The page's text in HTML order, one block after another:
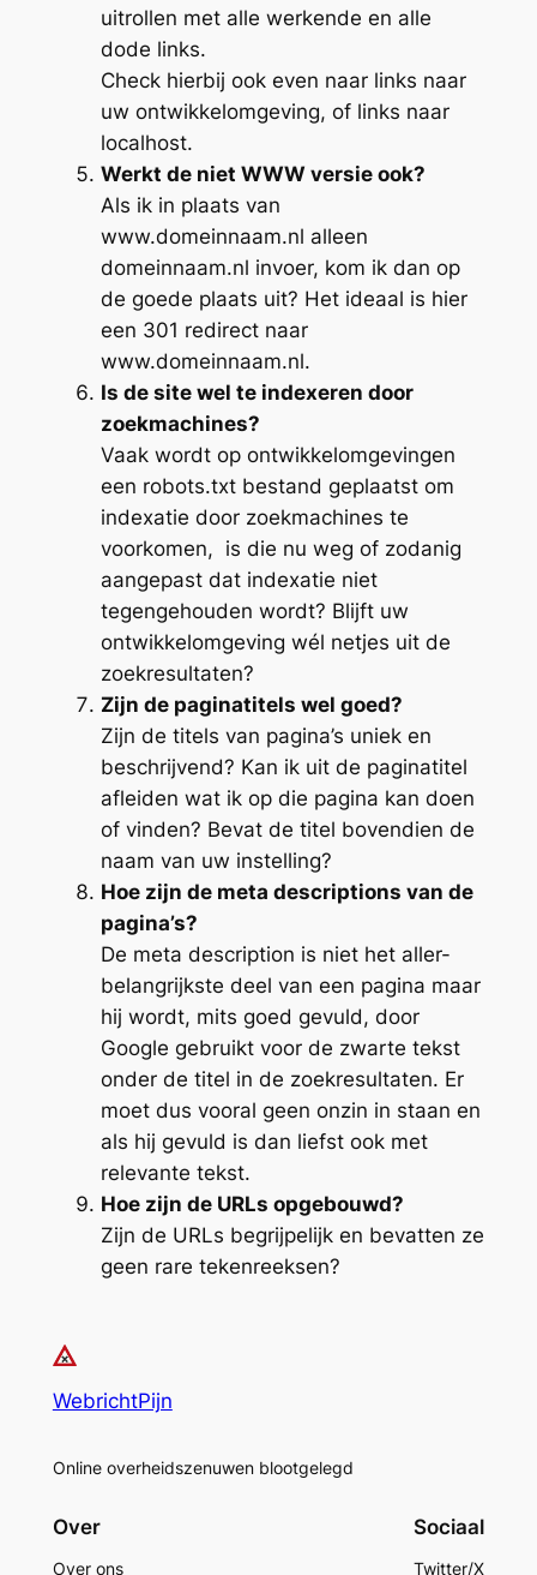
uitrollen met alle werkende en alle
dode links.
Check hierbij ook even naar links naar
uw ontwikkelomgeving, of links naar
localhost.
Werkt de niet WWW versie ook?
Als ik in plaats van
www.domeinnaam.nl alleen
domeinnaam.nl invoer, kom ik dan op
de goede plaats uit? Het ideaal is hier
een 301 redirect naar
www.domeinnaam.nl.
Is de site wel te indexeren door
zoekmachines?
Vaak wordt op ontwikkelomgevingen
een robots.txt bestand geplaatst om
indexatie door zoekmachines te
voorkomen, is die nu weg of zodanig
aangepast dat indexatie niet
tegengehouden wordt? Blijft uw
ontwikkelomgeving wél netjes uit de
zoekresultaten?
Zijn de paginatitels wel goed?
Zijn de titels van pagina’s uniek en
beschrijvend? Kan ik uit de paginatitel
afleiden wat ik op die pagina kan doen
of vinden? Bevat de titel bovendien de
naam van uw instelling?
Hoe zijn de meta descriptions van de
pagina’s?
De meta description is niet het aller-
belangrijkste deel van een pagina maar
hij wordt, mits goed gevuld, door
Google gebruikt voor de zwarte tekst
onder de titel in de zoekresultaten. Er
moet dus vooral geen onzin in staan en
als hij gevuld is dan liefst ook met
relevante tekst.
Hoe zijn de URLs opgebouwd?
Zijn de URLs begrijpelijk en bevatten ze
geen rare tekenreeksen?
WebrichtPijn
Online overheidszenuwen blootgelegd
Over
Over ons
Sociaal
Twitter/X